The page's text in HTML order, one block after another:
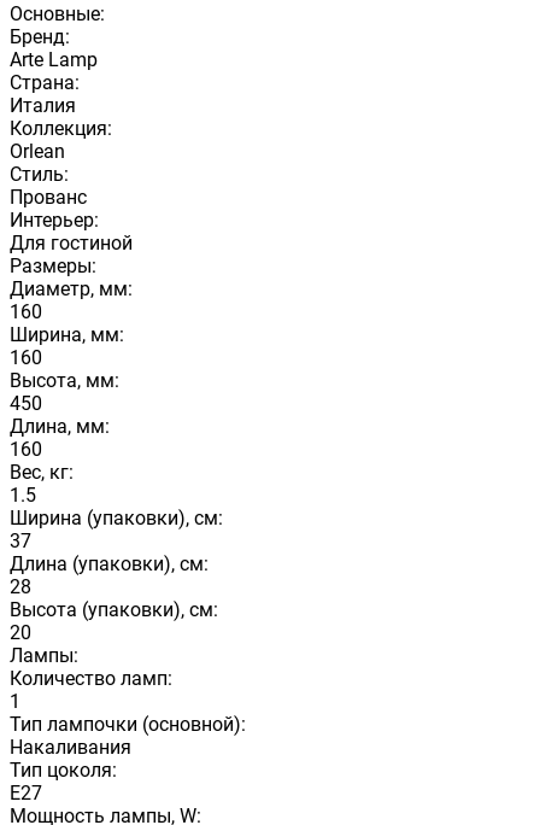
Основные:
Бренд:
Arte Lamp
Страна:
Италия
Коллекция:
Orlean
Стиль:
Прованс
Интерьер:
Для гостиной
Размеры:
Диаметр, мм:
160
Ширина, мм:
160
Высота, мм:
450
Длина, мм:
160
Вес, кг:
1.5
Ширина (упаковки), см:
37
Длина (упаковки), см:
28
Высота (упаковки), см:
20
Лампы:
Количество ламп:
1
Тип лампочки (основной):
Накаливания
Тип цоколя:
E27
Мощность лампы, W: